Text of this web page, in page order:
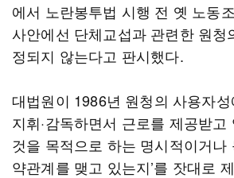
에서 노란봉투법 시행 전 옛 노동
사안에선 단체교섭과 관련한 원청
정되지 않는다고 판시했다.
대법원이 1986년 원청의 사용자성
지휘·감독하면서 근로를 제공받
것을 목적으로 하는 명시적이거나
약관계를 맺고 있는지’를 잣대로